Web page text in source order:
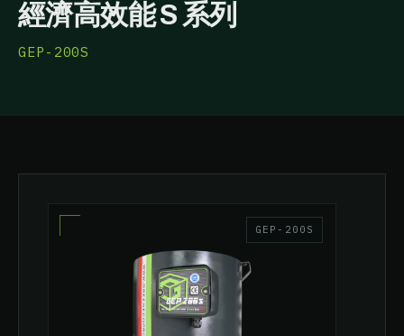
經濟高效能 S 系列
GEP-200S
GEP-200S